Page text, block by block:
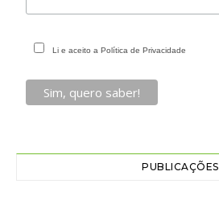
Li e aceito a Política de Privacidade
PUBLICAÇÕES